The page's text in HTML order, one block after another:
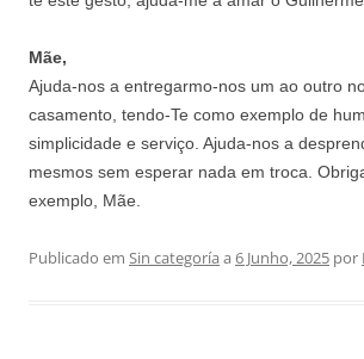
Mãe,
Ajuda-nos a entregarmo-nos um ao outro
casamento, tendo-Te como exemplo de
simplicidade e serviço. Ajuda-nos a
mesmos sem esperar nada em troca.
exemplo, Mãe.
Publicado em Sin categoría a 6 Junho, 2025 por